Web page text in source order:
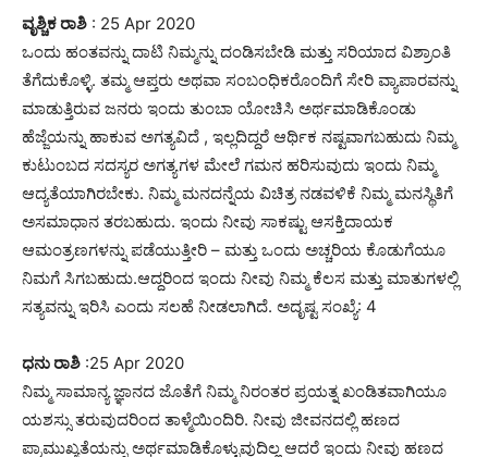
ವೃಶ್ಚಿಕ ರಾಶಿ : 25 Apr 2020
ಒಂದು ಹಂತವನ್ನು ದಾಟಿ ನಿಮ್ಮನ್ನು ದಂಡಿಸಬೇಡಿ ಮತ್ತು ಸರಿಯಾದ ವಿಶ್ರಾಂತಿ
ತೆಗೆದುಕೊಳ್ಳಿ. ತಮ್ಮ ಆಪ್ತರು ಅಥವಾ ಸಂಬಂಧಿಕರೊಂದಿಗೆ ಸೇರಿ ವ್ಯಾಪಾರವನ್ನು
ಮಾಡುತ್ತಿರುವ ಜನರು ಇಂದು ತುಂಬಾ ಯೋಚಿಸಿ ಅರ್ಥಮಾಡಿಕೊಂಡು
ಹೆಜ್ಜೆಯನ್ನು ಹಾಕುವ ಅಗತ್ಯವಿದೆ , ಇಲ್ಲದಿದ್ದರೆ ಆರ್ಥಿಕ ನಷ್ಟವಾಗಬಹುದು ನಿಮ್ಮ
ಕುಟುಂಬದ ಸದಸ್ಯರ ಅಗತ್ಯಗಳ ಮೇಲೆ ಗಮನ ಹರಿಸುವುದು ಇಂದು ನಿಮ್ಮ
ಆದ್ಯತೆಯಾಗಿರಬೇಕು. ನಿಮ್ಮ ಮನದನ್ನೆಯ ವಿಚಿತ್ರ ನಡವಳಿಕೆ ನಿಮ್ಮ ಮನಸ್ಥಿತಿಗೆ
ಅಸಮಾಧಾನ ತರಬಹುದು. ಇಂದು ನೀವು ಸಾಕಷ್ಟು ಆಸಕ್ತಿದಾಯಕ
ಆಮಂತ್ರಣಗಳನ್ನು ಪಡೆಯುತ್ತೀರಿ – ಮತ್ತು ಒಂದು ಅಚ್ಚರಿಯ ಕೊಡುಗೆಯೂ
ನಿಮಗೆ ಸಿಗಬಹುದು.ಆದ್ದರಿಂದ ಇಂದು ನೀವು ನಿಮ್ಮ ಕೆಲಸ ಮತ್ತು ಮಾತುಗಳಲ್ಲಿ
ಸತ್ಯವನ್ನು ಇರಿಸಿ ಎಂದು ಸಲಹೆ ನೀಡಲಾಗಿದೆ. ಅದೃಷ್ಟ ಸಂಖ್ಯೆ: 4
ಧನು ರಾಶಿ :25 Apr 2020
ನಿಮ್ಮ ಸಾಮಾನ್ಯ ಜ್ಞಾನದ ಜೊತೆಗೆ ನಿಮ್ಮ ನಿರಂತರ ಪ್ರಯತ್ನ ಖಂಡಿತವಾಗಿಯೂ
ಯಶಸ್ಸು ತರುವುದರಿಂದ ತಾಳ್ಮೆಯಿಂದಿರಿ. ನೀವು ಜೀವನದಲ್ಲಿ ಹಣದ
ಪ್ರಾಮುಖ್ಯತೆಯನ್ನು ಅರ್ಥಮಾಡಿಕೊಳ್ಳುವುದಿಲ್ಲ ಆದರೆ ಇಂದು ನೀವು ಹಣದ